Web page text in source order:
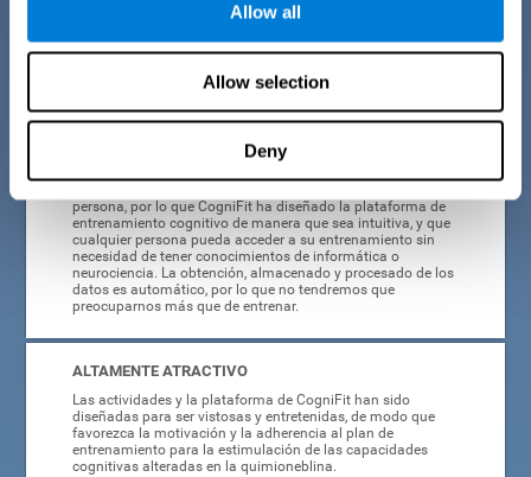
Allow all
Allow selection
Deny
El equipo de científicos expertos en neurociencia de CogniFit ha
dedicado muchos años a estudiar, crear y optimizar las actividades de
estimulación cognitiva que conforman el entrenamiento específico
para personas con quimionelbina. Este entrenamiento online destaca
por algunas de sus características:
persona, por lo que CogniFit ha diseñado la plataforma de
entrenamiento cognitivo de manera que sea intuitiva, y que
cualquier persona pueda acceder a su entrenamiento sin
necesidad de tener conocimientos de informática o
neurociencia. La obtención, almacenado y procesado de los
datos es automático, por lo que no tendremos que
preocuparnos más que de entrenar.
ALTAMENTE ATRACTIVO
Las actividades y la plataforma de CogniFit han sido
diseñadas para ser vistosas y entretenidas, de modo que
favorezca la motivación y la adherencia al plan de
entrenamiento para la estimulación de las capacidades
cognitivas alteradas en la quimioneblina.